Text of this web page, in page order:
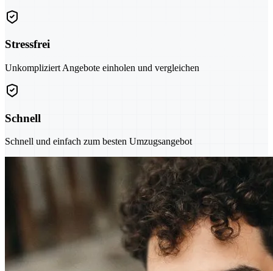
Stressfrei
Unkompliziert Angebote einholen und vergleichen
Schnell
Schnell und einfach zum besten Umzugsangebot